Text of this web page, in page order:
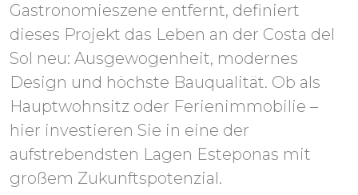
Gastronomieszene entfernt, definiert
dieses Projekt das Leben an der Costa del
Sol neu: Ausgewogenheit, modernes
Design und höchste Bauqualität. Ob als
Hauptwohnsitz oder Ferienimmobilie –
hier investieren Sie in eine der
aufstrebendsten Lagen Esteponas mit
großem Zukunftspotenzial.